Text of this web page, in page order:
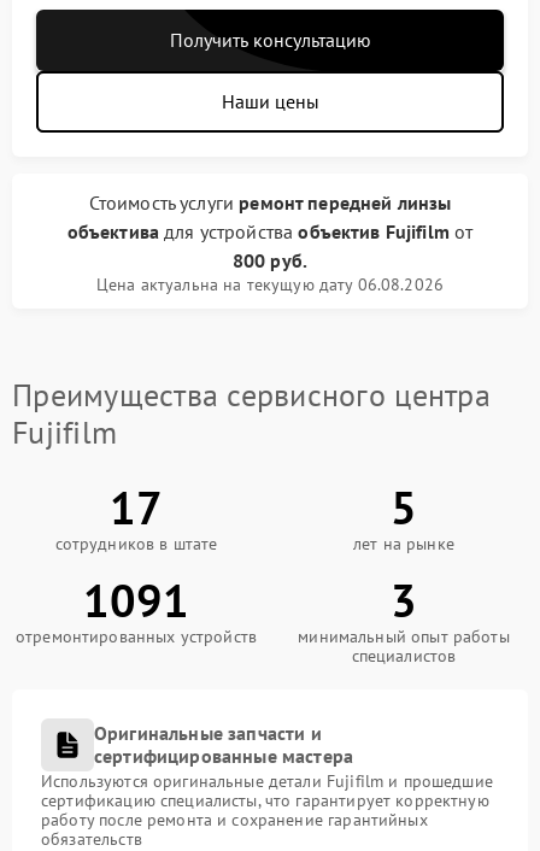
Получить консультацию
Наши цены
Стоимость услуги ремонт передней линзы
объектива для устройстваобъектив Fujifilm от
800 руб.
Цена актуальна на текущую дату 06.08.2026
Преимущества сервисного центра
Fujifilm
17
сотрудников в штате
5
лет на рынке
1091
отремонтированных устройств
3
минимальный опыт работы
специалистов
Оригинальные запчасти и
сертифицированные мастера
Используются оригинальные детали Fujifilm и прошедшие
сертификацию специалисты, что гарантирует корректную
работу после ремонта и сохранение гарантийных
обязательств